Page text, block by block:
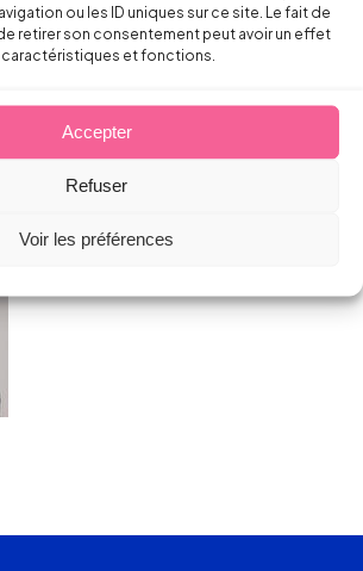
ou les ID uniques sur ce site. Le fait de
retirer son consentement peut avoir un effet
et fonctions.
Accepter
Refuser
Voir les préférences
de l’expertise